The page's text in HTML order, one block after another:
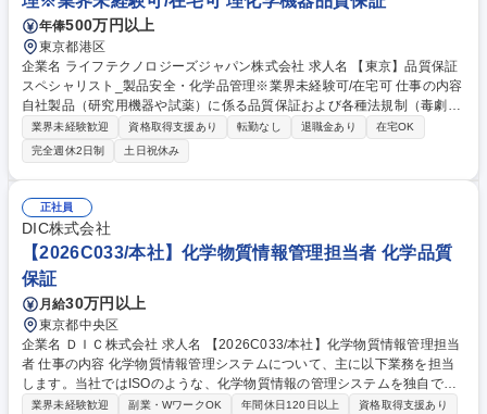
年俸500万円以上
東京都港区
企業名 ライフテクノロジーズジャパン株式会社 求人名 【東京】品質保証
スペシャリスト_製品安全・化学品管理※業界未経験可/在宅可 仕事の内容
自社製品（研究用機器や試薬）に係る品質保証および各種法規制（毒劇
法、労働安全衛生法、電安法等）への適合性調査、行政対応、法定ラベ
ル・SDS作成、顧客からの問い合わせ対応業務などをお任せします ■国内
製品規制の調査、データベース管理・GHSラベル、SDSの作成及び改定■
顧客問い合わせ対応、証明書発行・プロセス改善、法規制適合のための事
業支援■毒物劇物取扱責任者としての製品管理、業許可の維持 ■教育訓練
資料の作成および社内教育の実施 ※機器・試薬とラインナップが幅広いた
め、意思決定が早くスピード感を持って業務を推進できる環境です。 募集
職種 【東京】品質保証スペシャリスト_製品安全・化学品管理※業界未経
験可/在宅可
業界未経験歓迎 資格取得支援あり 転勤なし 退職金あり
在宅OK
完全週休2日制
土日祝休み
正社員
DIC株式会社
【2026C033/本社】化学物質情報管理担当者 化学品質
保証
月給30万円以上
東京都中央区
企業名 ＤＩＣ株式会社 求人名 【2026C033/本社】化学物質情報管理担当
者 仕事の内容 化学物質情報管理システムについて、主に以下業務を担当
します。当社ではISOのような、化学物質情報の管理システムを独自で作
り運用しています。化学物質管理に対する意識の高い環境でスキルを磨け
業界未経験歓迎 副業・WワークOK 年間休日120日以上
資格取得支援あり